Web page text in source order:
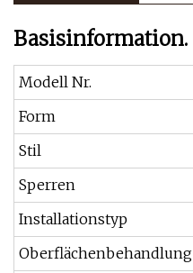
Basisinformation.
Modell Nr.
Form
Stil
Sperren
Installationstyp
Oberflächenbehandlung